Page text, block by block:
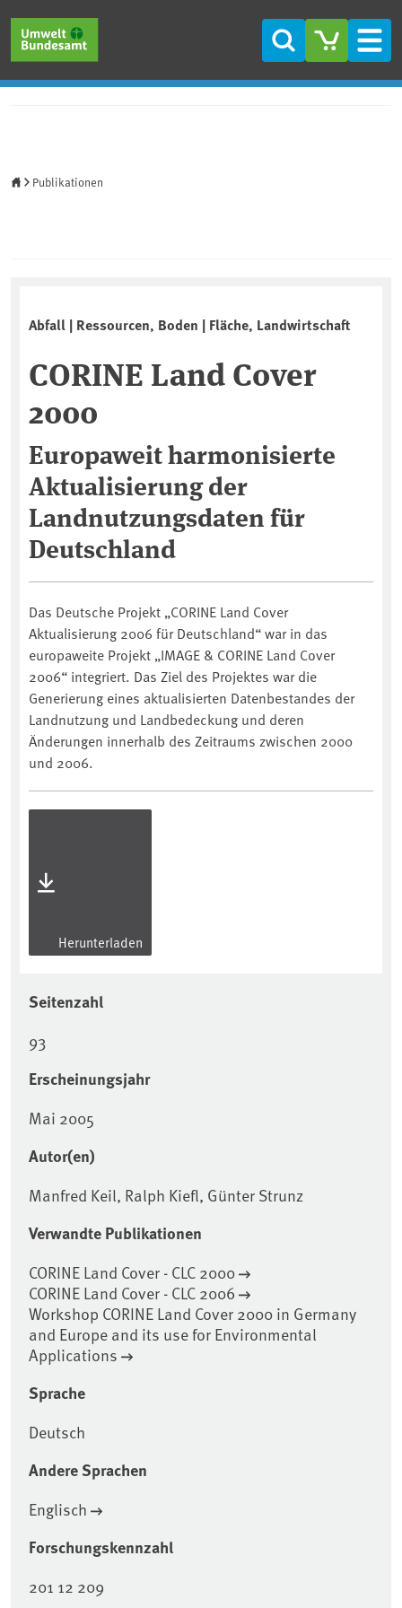
Suche
Publikationen
Abfall | Ressourcen, Boden | Fläche, Landwirtschaft
CORINE Land Cover
2000
Europaweit harmonisierte
Aktualisierung der
Landnutzungsdaten für
Deutschland
Das Deutsche Projekt „CORINE Land Cover
Aktualisierung 2006 für Deutschland“ war in das
europaweite Projekt „IMAGE & CORINE Land Cover
2006“ integriert. Das Ziel des Projektes war die
Generierung eines aktualisierten Datenbestandes der
Landnutzung und Landbedeckung und deren
Änderungen innerhalb des Zeitraums zwischen 2000
und 2006.
Herunterladen
Seitenzahl
93
Erscheinungsjahr
Mai 2005
Autor(en)
Manfred Keil, Ralph Kiefl, Günter Strunz
Verwandte Publikationen
CORINE Land Cover - CLC 2000
CORINE Land Cover - CLC 2006
Workshop CORINE Land Cover 2000 in Germany
and Europe and its use for Environmental
Applications
Sprache
Deutsch
Andere Sprachen
Englisch
Forschungskennzahl
201 12 209